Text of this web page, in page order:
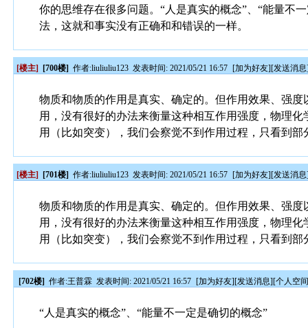
你的思维存在很多问题。“人是真实的概念”、“能量不
法，这就和事实没有正确和和错误的一样。
[楼主] [700楼] 作者:liuliuliu123 发表时间: 2021/05/21 16:57 [加为好友][发送消息
物质和物质的作用是真实、确定的。但作用效果、强
用，没有很好的办法来衡量这种相互作用强度，物理
用（比如突变），我们会察觉不到作用过程，只看到部
[楼主] [701楼] 作者:liuliuliu123 发表时间: 2021/05/21 16:57 [加为好友][发送消息
物质和物质的作用是真实、确定的。但作用效果、强
用，没有很好的办法来衡量这种相互作用强度，物理
用（比如突变），我们会察觉不到作用过程，只看到部
[702楼] 作者:王普霖 发表时间: 2021/05/21 16:57 [加为好友][发送消息][个人空
“人是真实的概念”、“能量不一定是确切的概念”